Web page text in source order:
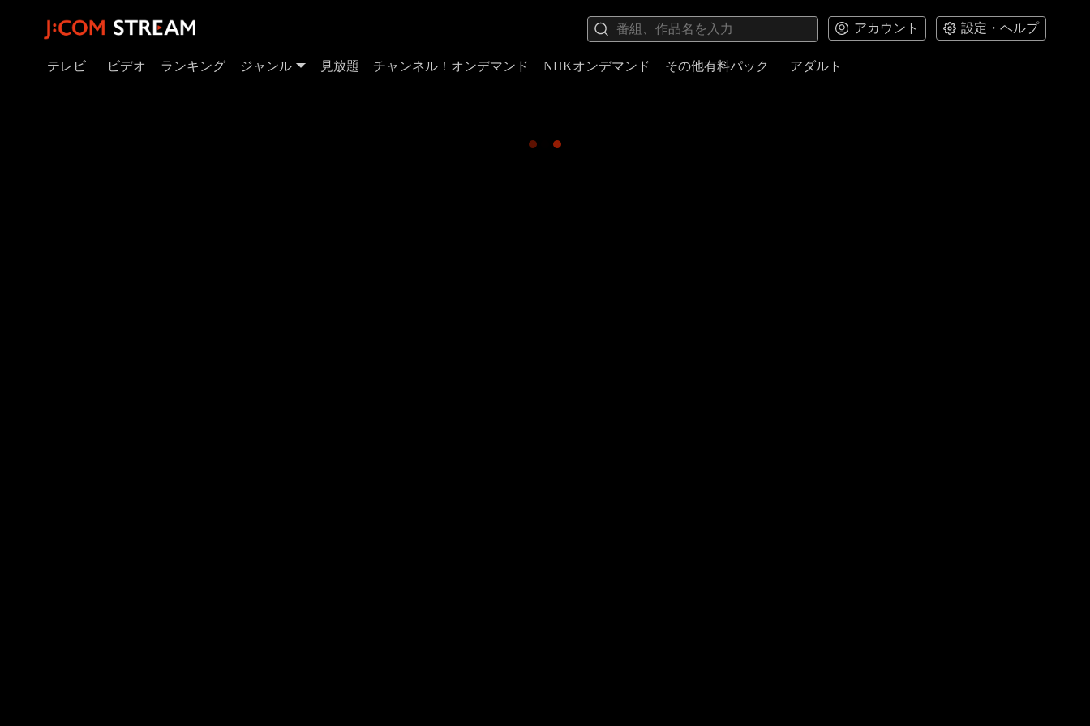
アカウント 設定・ヘルプ
テレビ ビデオ ランキング ジャンル 見放題 チャンネル！オンデマンド NHKオンデマンド その他有料パック アダルト